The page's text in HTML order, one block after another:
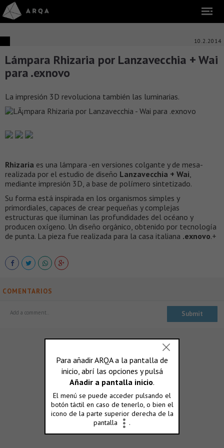
10.2.2014
Lámpara Rhizaria por Lanzavecchia + Wai
para .exnovo
La impresión 3D revoluciona también las luminarias.
Rhizaria es una lámpara -en versiones colgante y de mesa-
realizada por el estudio de diseño Lanzavecchia + Wai,
mediante impresión 3D, a base de polímero sintetizado.
Su forma está inspirada en los organismos simples y
primordiales, capaces de crear pequeñas y complejas
estructuras que iluminan las profundidades del océano y
producen oxígeno. Un diseño orgánico, obtenido por tecnología
de punta. La pieza fue realizada para la casa italiana .exnovo.+
COMENTARIOS